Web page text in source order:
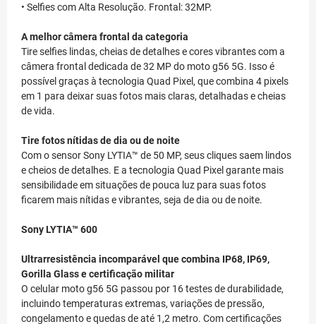
• Selfies com Alta Resolução. Frontal: 32MP.
A melhor câmera frontal da categoria
Tire selfies lindas, cheias de detalhes e cores vibrantes com a
câmera frontal dedicada de 32 MP do moto g56 5G. Isso é
possível graças à tecnologia Quad Pixel, que combina 4 pixels
em 1 para deixar suas fotos mais claras, detalhadas e cheias
de vida.
Tire fotos nítidas de dia ou de noite
Com o sensor Sony LYTIA™ de 50 MP, seus cliques saem lindos
e cheios de detalhes. E a tecnologia Quad Pixel garante mais
sensibilidade em situações de pouca luz para suas fotos
ficarem mais nítidas e vibrantes, seja de dia ou de noite.
Sony LYTIA™ 600
Ultrarresistência incomparável que combina IP68, IP69,
Gorilla Glass e certificação militar
O celular moto g56 5G passou por 16 testes de durabilidade,
incluindo temperaturas extremas, variações de pressão,
congelamento e quedas de até 1,2 metro. Com certificações